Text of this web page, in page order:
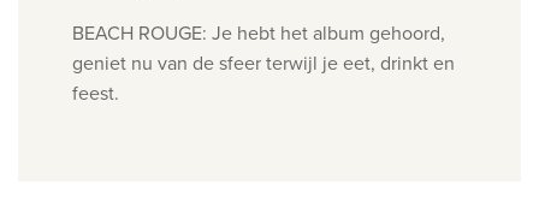
BEACH ROUGE: Je hebt het album gehoord,
geniet nu van de sfeer terwijl je eet, drinkt en
feest.